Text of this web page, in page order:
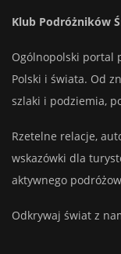
Klub Podróżników
Ogólnopolski portal
Polski i świata. Od
szlaki i podziemia,
Rzetelne relacje,
wskazówki dla
aktywnego
Odkrywaj świat z